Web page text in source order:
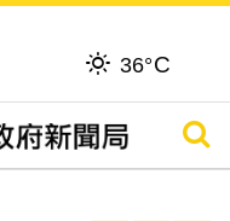
36°C
搜尋